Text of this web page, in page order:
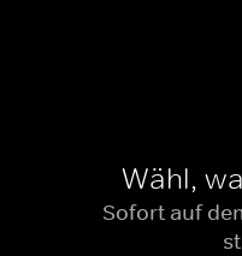
Wähl,
Sofort auf